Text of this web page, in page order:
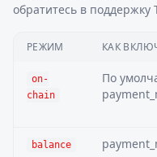
обратитесь в поддержку
РЕЖИМ КАК
on-
chain
По
balance